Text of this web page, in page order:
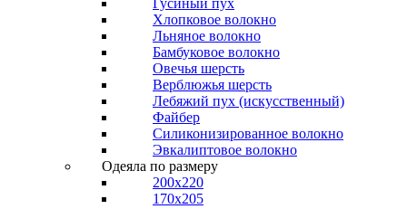
Гусиный пух
Хлопковое волокно
Льняное волокно
Бамбуковое волокно
Овечья шерсть
Верблюжья шерсть
Лебяжий пух (искусственный)
Файбер
Силиконизированное волокно
Эвкалиптовое волокно
Одеяла по размеру
200x220
170x205